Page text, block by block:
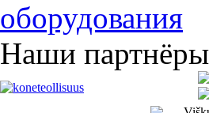
оборудования
Наши партнёры